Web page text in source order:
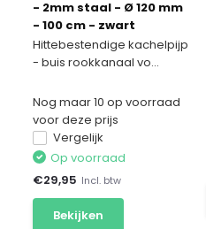
- 2mm staal - Ø 120 mm
- 100 cm - zwart
Hittebestendige kachelpijp
- buis rookkanaal vo...
Nog maar 10 op voorraad
voor deze prijs
Vergelijk
Op voorraad
€29,95 Incl. btw
Bekijken